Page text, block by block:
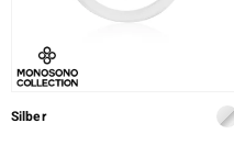
Silber